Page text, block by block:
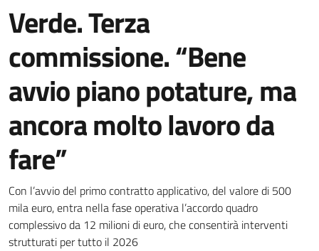
Verde. Terza
commissione. “Bene
avvio piano potature, ma
ancora molto lavoro da
fare”
Dettagli della notizia
Con l’avvio del primo contratto applicativo, del valore di 500
mila euro, entra nella fase operativa l’accordo quadro
complessivo da 12 milioni di euro, che consentirà interventi
strutturati per tutto il 2026